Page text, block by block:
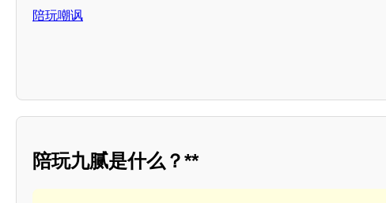
陪玩嘲讽
陪玩九腻是什么？**